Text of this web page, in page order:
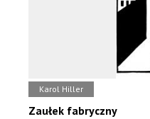
Karol Hiller
Zaułek fabryczny